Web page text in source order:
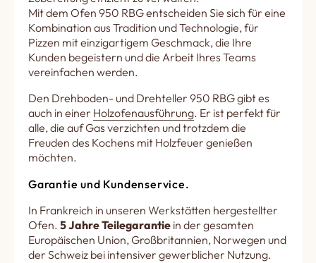
Mit dem Ofen 950 RBG entscheiden Sie sich für eine
Kombination aus Tradition und Technologie, für
Pizzen mit einzigartigem Geschmack, die Ihre
Kunden begeistern und die Arbeit Ihres Teams
vereinfachen werden.
Den Drehboden- und Drehteller 950 RBG gibt es
auch in einer Holzofenausführung. Er ist perfekt für
alle, die auf Gas verzichten und trotzdem die
Freuden des Kochens mit Holzfeuer genießen
möchten.
Garantie und Kundenservice.
In Frankreich in unseren Werkstätten hergestellter
Ofen. 5 Jahre Teilegarantie in der gesamten
Europäischen Union, Großbritannien, Norwegen und
der Schweiz bei intensiver gewerblicher Nutzung.